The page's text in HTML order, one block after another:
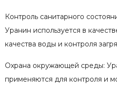
Контроль санитарного
Уранин используется в
качества воды и контроля
Охрана окружающей среды:
применяются для контроля и